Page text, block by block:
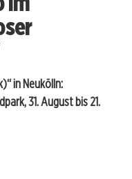
in Neukölln:
31. August bis 21.